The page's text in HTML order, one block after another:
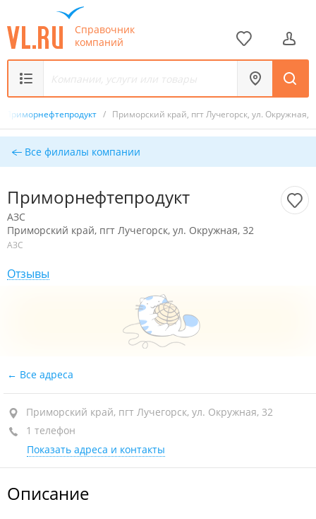
Справочник
компаний
Приморнефтепродукт / Приморский край, пгт Лучегорск, ул. Окружная,
Все филиалы компании
Приморнефтепродукт
АЗС
Приморский край, пгт Лучегорск, ул. Окружная, 32
АЗС
Отзывы
Все адреса
Приморский край, пгт Лучегорск, ул. Окружная, 32
1 телефон
Показать адреса и контакты
Описание